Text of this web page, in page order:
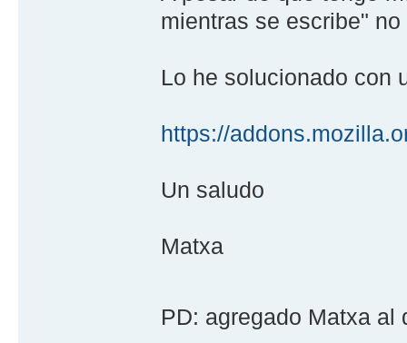
mientras se escribe"
Lo he solucionado con
https://
Un saludo
Matxa
PD: agregado Matxa